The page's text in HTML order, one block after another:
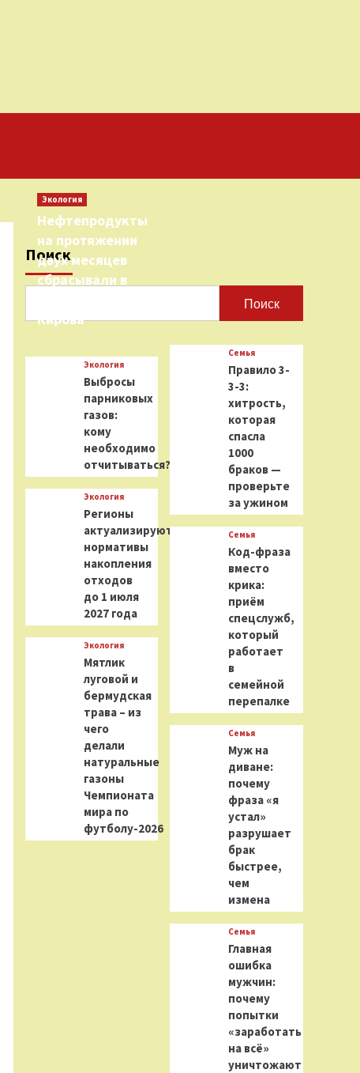
Поиск
Поиск
Экология
Нефтепродукты
на протяжении
двух месяцев
сбрасывали в
Кирова
Экология
Выбросы
парниковых
газов:
кому
необходимо
отчитываться?
Экология
Регионы
актуализируют
нормативы
накопления
отходов
до 1 июля
2027 года
Экология
Мятлик
луговой и
бермудская
трава – из
чего
делали
натуральные
газоны
Чемпионата
мира по
футболу-2026
Семья
Правило 3-
3-3:
хитрость,
которая
спасла
1000
браков —
проверьте
за ужином
Семья
Код-фраза
вместо
крика:
приём
спецслужб,
который
работает
в
семейной
перепалке
Семья
Муж на
диване:
почему
фраза «я
устал»
разрушает
брак
быстрее,
чем
измена
Семья
Главная
ошибка
мужчин:
почему
попытки
«заработать
на всё»
уничтожают